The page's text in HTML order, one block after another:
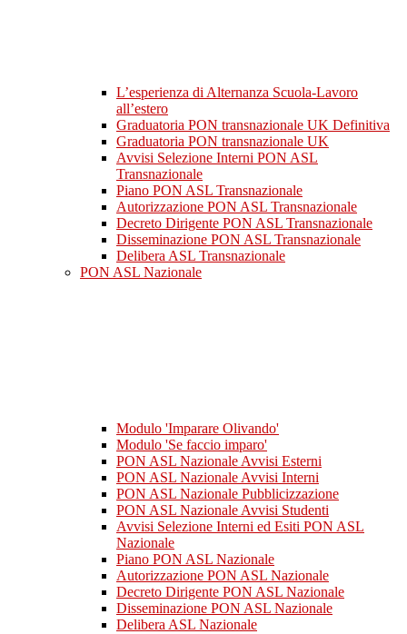
L’esperienza di Alternanza Scuola-Lavoro
all’estero
Graduatoria PON transnazionale UK Definitiva
Graduatoria PON transnazionale UK
Avvisi Selezione Interni PON ASL
Transnazionale
Piano PON ASL Transnazionale
Autorizzazione PON ASL Transnazionale
Decreto Dirigente PON ASL Transnazionale
Disseminazione PON ASL Transnazionale
Delibera ASL Transnazionale
PON ASL Nazionale
Modulo 'Imparare Olivando'
Modulo 'Se faccio imparo'
PON ASL Nazionale Avvisi Esterni
PON ASL Nazionale Avvisi Interni
PON ASL Nazionale Pubblicizzazione
PON ASL Nazionale Avvisi Studenti
Avvisi Selezione Interni ed Esiti PON ASL
Nazionale
Piano PON ASL Nazionale
Autorizzazione PON ASL Nazionale
Decreto Dirigente PON ASL Nazionale
Disseminazione PON ASL Nazionale
Delibera ASL Nazionale